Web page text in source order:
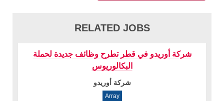
RELATED JOBS
شركة أوريدو في قطر تطرح وظائف جديدة لحملة
البكالوريوس
شركة أوريدو
Array